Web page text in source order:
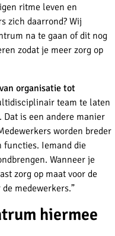
ritme leven en
zich daarrond? Wij
na te gaan of dit nog
zodat je meer zorg op
van organisatie tot
team te laten
Dat is een andere manier
worden breder
functies. Iemand die
Wanneer je
zorg op maat voor de
medewerkers.”
hiermee